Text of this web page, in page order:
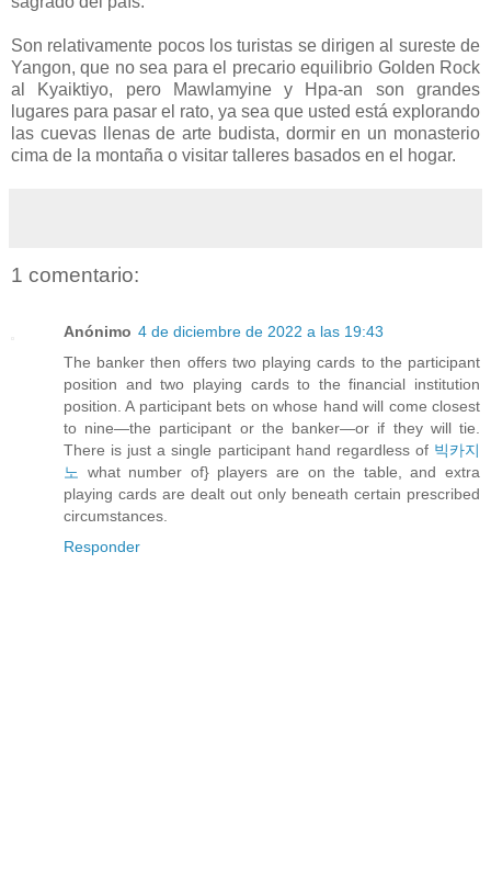
Son relativamente pocos los turistas se dirigen al sureste de
Yangon, que no sea para el precario equilibrio Golden Rock
al Kyaiktiyo, pero Mawlamyine y Hpa-an son grandes
lugares para pasar el rato, ya sea que usted está explorando
las cuevas llenas de arte budista, dormir en un monasterio
cima de la montaña o visitar talleres basados ​​en el hogar.
1 comentario:
Anónimo 4 de diciembre de 2022 a las 19:43
The banker then offers two playing cards to the participant
position and two playing cards to the financial institution
position. A participant bets on whose hand will come closest
to nine—the participant or the banker—or if they will tie.
There is just a single participant hand regardless of 빅카지
노
what number of} players are on the table, and extra
playing cards are dealt out only beneath certain prescribed
circumstances.
Responder